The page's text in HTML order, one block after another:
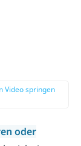
Video springen
oder